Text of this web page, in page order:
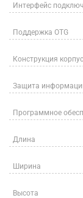
Интерфейс
Поддержка OTG
Конструкция
Защита
Программное
Длина
Ширина
Высота